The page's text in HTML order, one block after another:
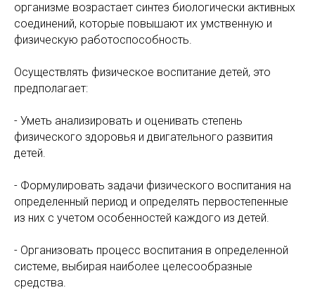
организме возрастает синтез биологически активных
соединений, которые повышают их умственную и
физическую работоспособность.
Осуществлять физическое воспитание детей, это
предполагает:
- Уметь анализировать и оценивать степень
физического здоровья и двигательного развития
детей.
- Формулировать задачи физического воспитания на
определенный период и определять первостепенные
из них с учетом особенностей каждого из детей.
- Организовать процесс воспитания в определенной
системе, выбирая наиболее целесообразные
средства.